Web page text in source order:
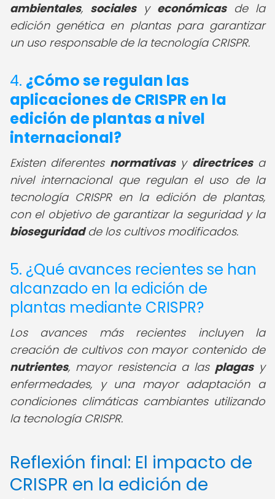
ambientales, socialesy económicasde la
edición genética en plantas para garantizar
un uso responsable de la tecnología CRISPR.
4. ¿Cómo se regulan las
aplicaciones de CRISPR en la
edición de plantas a nivel
internacional?
Existen diferentes normativasy directricesa
nivel internacional que regulan el uso de la
tecnología CRISPR en la edición de plantas,
con el objetivo de garantizar la seguridad y la
bioseguridadde los cultivos modificados.
5. ¿Qué avances recientes se han
alcanzado en la edición de
plantas mediante CRISPR?
Los avances más recientes incluyen la
creación de cultivos con mayor contenido de
nutrientes, mayor resistencia a las plagasy
enfermedades, y una mayor adaptación a
condiciones climáticas cambiantes utilizando
la tecnología CRISPR.
Reflexión final: El impacto de
CRISPR en la edición de